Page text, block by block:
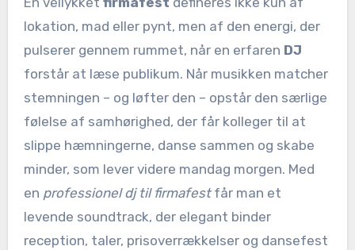
lokation, mad eller pynt, men af den energi, der
pulserer gennem rummet, når en erfaren DJ
forstår at læse publikum. Når musikken matcher
stemningen – og løfter den – opstår den særlige
følelse af samhørighed, der får kolleger til at
slippe hæmningerne, danse sammen og skabe
minder, som lever videre mandag morgen. Med
en professionel dj til firmafestfår man et
levende soundtrack, der elegant binder
reception, taler, prisoverrækkelser og dansefest